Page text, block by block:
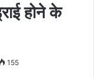
होने के
155